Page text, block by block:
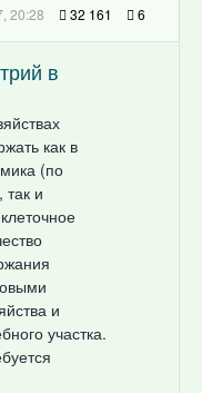
20:28 32 161 6
в
как в
(по
и
и
участка.